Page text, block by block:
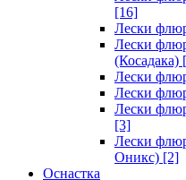
[16]
Лески
Лески
(Косадака)
Лески
Лески
Лески
[3]
Лески
Оникс) [2]
Оснастка